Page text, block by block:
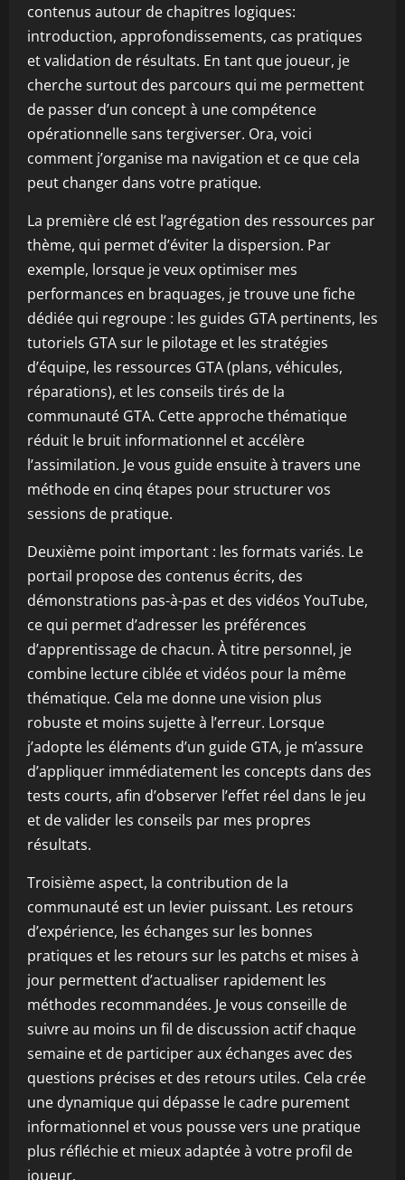
contenus autour de chapitres logiques:
introduction, approfondissements, cas pratiques
et validation de résultats. En tant que joueur, je
cherche surtout des parcours qui me permettent
de passer d’un concept à une compétence
opérationnelle sans tergiverser. Ora, voici
comment j’organise ma navigation et ce que cela
peut changer dans votre pratique.
La première clé est l’agrégation des ressources par
thème, qui permet d’éviter la dispersion. Par
exemple, lorsque je veux optimiser mes
performances en braquages, je trouve une fiche
dédiée qui regroupe : les guides GTA pertinents, les
tutoriels GTA sur le pilotage et les stratégies
d’équipe, les ressources GTA (plans, véhicules,
réparations), et les conseils tirés de la
communauté GTA. Cette approche thématique
réduit le bruit informationnel et accélère
l’assimilation. Je vous guide ensuite à travers une
méthode en cinq étapes pour structurer vos
sessions de pratique.
Deuxième point important : les formats variés. Le
portail propose des contenus écrits, des
démonstrations pas-à-pas et des vidéos YouTube,
ce qui permet d’adresser les préférences
d’apprentissage de chacun. À titre personnel, je
combine lecture ciblée et vidéos pour la même
thématique. Cela me donne une vision plus
robuste et moins sujette à l’erreur. Lorsque
j’adopte les éléments d’un guide GTA, je m’assure
d’appliquer immédiatement les concepts dans des
tests courts, afin d’observer l’effet réel dans le jeu
et de valider les conseils par mes propres
résultats.
Troisième aspect, la contribution de la
communauté est un levier puissant. Les retours
d’expérience, les échanges sur les bonnes
pratiques et les retours sur les patchs et mises à
jour permettent d’actualiser rapidement les
méthodes recommandées. Je vous conseille de
suivre au moins un fil de discussion actif chaque
semaine et de participer aux échanges avec des
questions précises et des retours utiles. Cela crée
une dynamique qui dépasse le cadre purement
informationnel et vous pousse vers une pratique
plus réfléchie et mieux adaptée à votre profil de
joueur.